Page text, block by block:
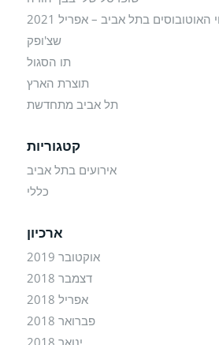
האוטובוסים בתל אביב – אפריל 2021
שצ'ופק
תו הסגול
תוצרת הארץ
תל אביב מתחדשת
קטגוריות
אירועים בתל אביב
כללי
ארכיון
אוקטובר 2019
דצמבר 2018
אפריל 2018
פברואר 2018